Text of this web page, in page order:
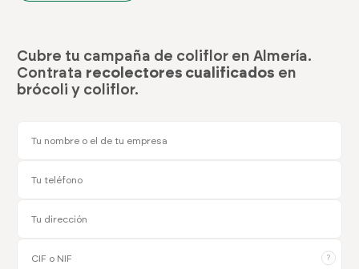
Cubre tu campaña de coliflor en Almería.
Contrata recolectores cualificados en
brócoli y coliflor.
?